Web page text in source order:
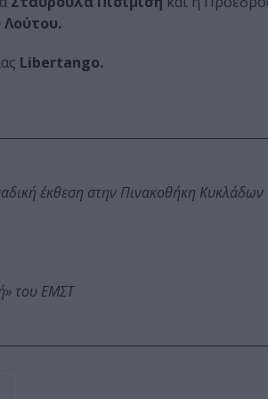
Λούτου.
Libertango.
έκθεση στην Πινακοθήκη Κυκλάδων
του ΕΜΣΤ